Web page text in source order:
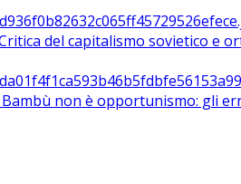
del capitalismo sovietico e
non è opportunismo: gli